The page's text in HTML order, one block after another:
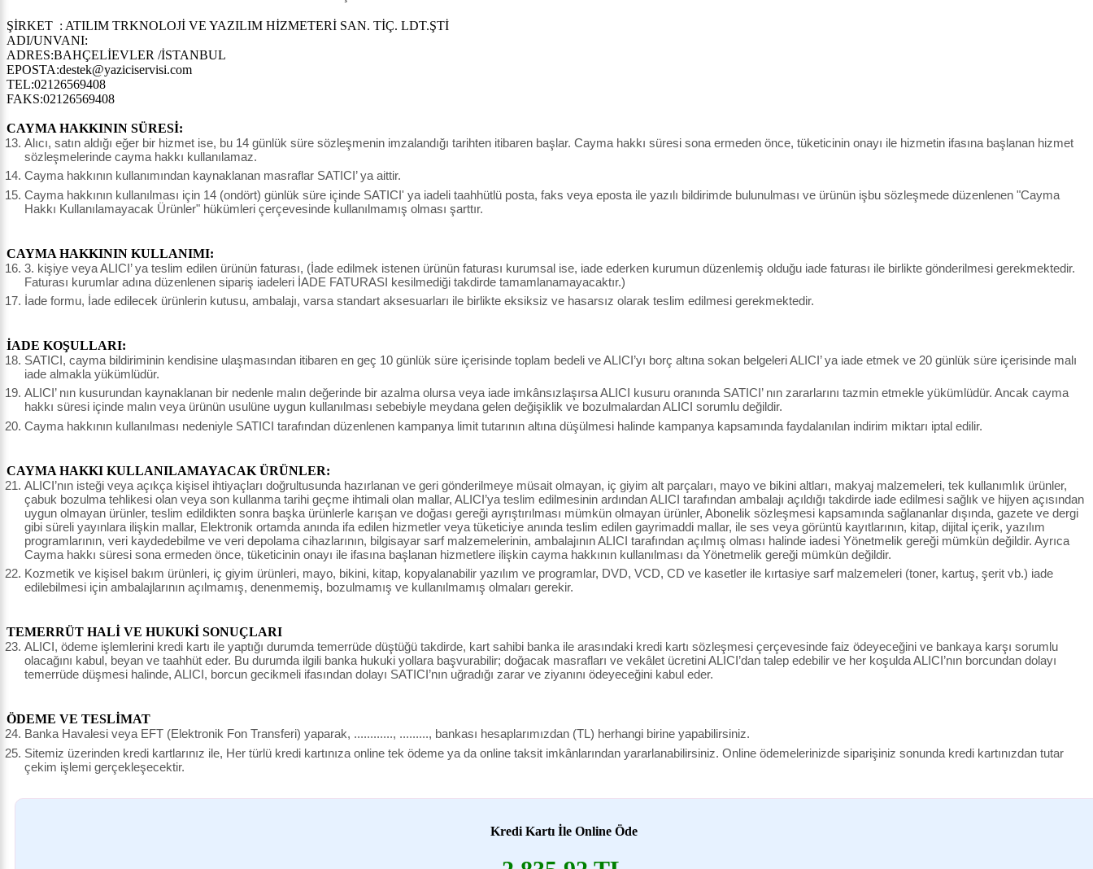
ŞİRKET : ATILIM TRKNOLOJİ VE YAZILIM HİZMETERİ SAN. TİÇ. LDT.ŞTİ
ADI/UNVANI:
ADRES:BAHÇELİEVLER /İSTANBUL
EPOSTA:destek@yaziciservisi.com
TEL:02126569408
FAKS:02126569408
CAYMA HAKKININ SÜRESİ:
Alıcı, satın aldığı eğer bir hizmet ise, bu 14 günlük süre sözleşmenin imzalandığı tarihten itibaren başlar. Cayma hakkı süresi sona ermeden önce, tüketicinin onayı ile hizmetin ifasına başlanan hizmet
sözleşmelerinde cayma hakkı kullanılamaz.
Cayma hakkının kullanımından kaynaklanan masraflar SATICI’ ya aittir.
Cayma hakkının kullanılması için 14 (ondört) günlük süre içinde SATICI' ya iadeli taahhütlü posta, faks veya eposta ile yazılı bildirimde bulunulması ve ürünün işbu sözleşmede düzenlenen "Cayma
Hakkı Kullanılamayacak Ürünler" hükümleri çerçevesinde kullanılmamış olması şarttır.
CAYMA HAKKININ KULLANIMI:
3. kişiye veya ALICI’ ya teslim edilen ürünün faturası, (İade edilmek istenen ürünün faturası kurumsal ise, iade ederken kurumun düzenlemiş olduğu iade faturası ile birlikte gönderilmesi gerekmektedir.
Faturası kurumlar adına düzenlenen sipariş iadeleri İADE FATURASI kesilmediği takdirde tamamlanamayacaktır.)
İade formu, İade edilecek ürünlerin kutusu, ambalajı, varsa standart aksesuarları ile birlikte eksiksiz ve hasarsız olarak teslim edilmesi gerekmektedir.
İADE KOŞULLARI:
SATICI, cayma bildiriminin kendisine ulaşmasından itibaren en geç 10 günlük süre içerisinde toplam bedeli ve ALICI’yı borç altına sokan belgeleri ALICI’ ya iade etmek ve 20 günlük süre içerisinde malı
iade almakla yükümlüdür.
ALICI’ nın kusurundan kaynaklanan bir nedenle malın değerinde bir azalma olursa veya iade imkânsızlaşırsa ALICI kusuru oranında SATICI’ nın zararlarını tazmin etmekle yükümlüdür. Ancak cayma
hakkı süresi içinde malın veya ürünün usulüne uygun kullanılması sebebiyle meydana gelen değişiklik ve bozulmalardan ALICI sorumlu değildir.
Cayma hakkının kullanılması nedeniyle SATICI tarafından düzenlenen kampanya limit tutarının altına düşülmesi halinde kampanya kapsamında faydalanılan indirim miktarı iptal edilir.
CAYMA HAKKI KULLANILAMAYACAK ÜRÜNLER:
ALICI’nın isteği veya açıkça kişisel ihtiyaçları doğrultusunda hazırlanan ve geri gönderilmeye müsait olmayan, iç giyim alt parçaları, mayo ve bikini altları, makyaj malzemeleri, tek kullanımlık ürünler,
çabuk bozulma tehlikesi olan veya son kullanma tarihi geçme ihtimali olan mallar, ALICI’ya teslim edilmesinin ardından ALICI tarafından ambalajı açıldığı takdirde iade edilmesi sağlık ve hijyen açısından
uygun olmayan ürünler, teslim edildikten sonra başka ürünlerle karışan ve doğası gereği ayrıştırılması mümkün olmayan ürünler, Abonelik sözleşmesi kapsamında sağlananlar dışında, gazete ve dergi
gibi süreli yayınlara ilişkin mallar, Elektronik ortamda anında ifa edilen hizmetler veya tüketiciye anında teslim edilen gayrimaddi mallar, ile ses veya görüntü kayıtlarının, kitap, dijital içerik, yazılım
programlarının, veri kaydedebilme ve veri depolama cihazlarının, bilgisayar sarf malzemelerinin, ambalajının ALICI tarafından açılmış olması halinde iadesi Yönetmelik gereği mümkün değildir. Ayrıca
Cayma hakkı süresi sona ermeden önce, tüketicinin onayı ile ifasına başlanan hizmetlere ilişkin cayma hakkının kullanılması da Yönetmelik gereği mümkün değildir.
Kozmetik ve kişisel bakım ürünleri, iç giyim ürünleri, mayo, bikini, kitap, kopyalanabilir yazılım ve programlar, DVD, VCD, CD ve kasetler ile kırtasiye sarf malzemeleri (toner, kartuş, şerit vb.) iade
edilebilmesi için ambalajlarının açılmamış, denenmemiş, bozulmamış ve kullanılmamış olmaları gerekir.
TEMERRÜT HALİ VE HUKUKİ SONUÇLARI
ALICI, ödeme işlemlerini kredi kartı ile yaptığı durumda temerrüde düştüğü takdirde, kart sahibi banka ile arasındaki kredi kartı sözleşmesi çerçevesinde faiz ödeyeceğini ve bankaya karşı sorumlu
olacağını kabul, beyan ve taahhüt eder. Bu durumda ilgili banka hukuki yollara başvurabilir; doğacak masrafları ve vekâlet ücretini ALICI’dan talep edebilir ve her koşulda ALICI’nın borcundan dolayı
temerrüde düşmesi halinde, ALICI, borcun gecikmeli ifasından dolayı SATICI’nın uğradığı zarar ve ziyanını ödeyeceğini kabul eder.
ÖDEME VE TESLİMAT
Banka Havalesi veya EFT (Elektronik Fon Transferi) yaparak, ............, ........., bankası hesaplarımızdan (TL) herhangi birine yapabilirsiniz.
Sitemiz üzerinden kredi kartlarınız ile, Her türlü kredi kartınıza online tek ödeme ya da online taksit imkânlarından yararlanabilirsiniz. Online ödemelerinizde siparişiniz sonunda kredi kartınızdan tutar
çekim işlemi gerçekleşecektir.
Kredi Kartı İle Online Öde